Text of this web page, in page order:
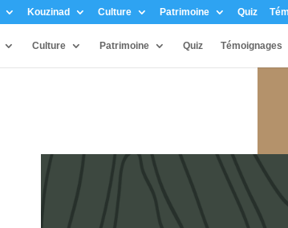
Kouzinad Culture Patrimoine Quiz
Culture Patrimoine Quiz Témoignages